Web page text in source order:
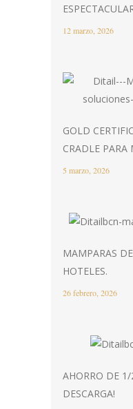
12 marzo, 2026
GOLD
CRADLE PARA
5 marzo, 2026
MAMPARAS
HOTELES.
26 febrero, 2026
AHORRO DE
DESCARGA!